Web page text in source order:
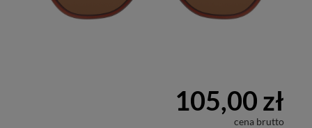
105,00 zł
cena brutto